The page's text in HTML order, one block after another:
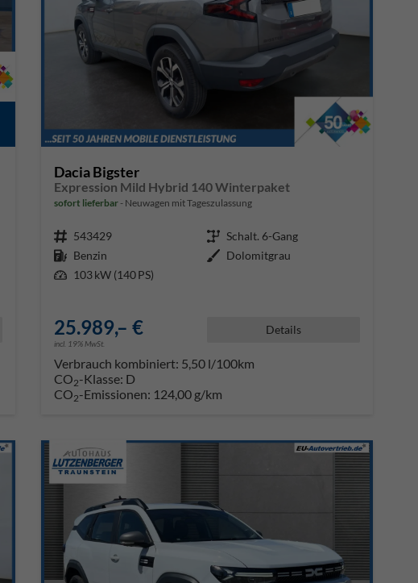
Dacia Bigster
Expression Mild Hybrid 140 Winterpaket
sofort lieferbar Neuwagen mit Tageszulassung
Fahrzeugnr. 543429 Getriebe Schalt. 6-Gang
Kraftstoff Benzin Außenfarbe Dolomitgrau
Leistung 103 kW (140 PS)
25.989,– €
incl. 19% MwSt.
Details
Verbrauch kombiniert: 5,50 l/100km
CO2-Klasse: D
CO2-Emissionen: 124,00 g/km